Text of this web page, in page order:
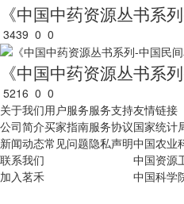
《中国中药资源丛书系
3439 0 0
《中国中药资源丛书系
5216 0 0
关于我们
公司简介
新闻动态
联系我们
加入茗禾
用户服务
买家指南
常见问题
服务支持
服务协议
隐私声明
友情链接
国家统计
中国农业
中国资源
中国科学